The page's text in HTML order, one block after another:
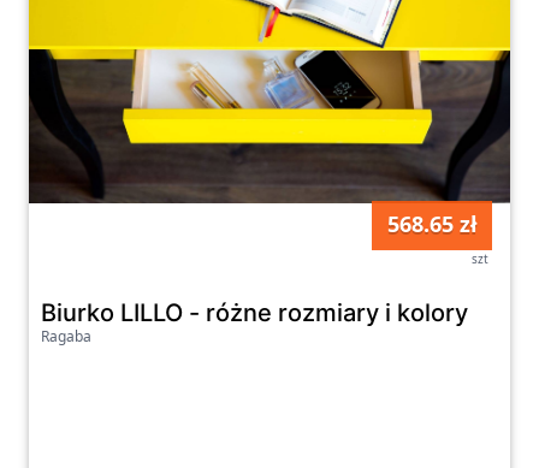
568.65 zł
szt
Biurko LILLO - różne rozmiary i kolory
Ragaba